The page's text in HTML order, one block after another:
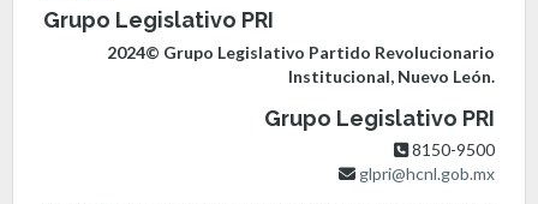
Grupo Legislativo PRI
2024© Grupo Legislativo Partido Revolucionario
Institucional, Nuevo León.
Grupo Legislativo PRI
8150-9500
glpri@hcnl.gob.mx